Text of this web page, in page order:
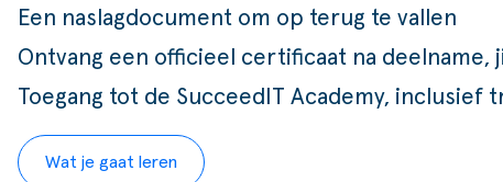
Een naslagdocument om op terug te vallen
Ontvang een officieel certificaat na deelname,
Toegang tot de SucceedIT Academy,
Wat je gaat leren